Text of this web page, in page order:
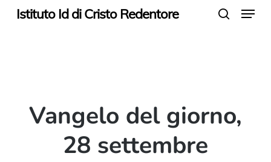
SkipIstituto Id di Cristo Redentore Menu
Vangelo del giorno,
28 settembre